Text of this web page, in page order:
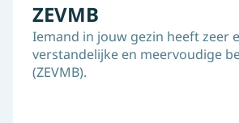
ZEVMB
Iemand in jouw gezin heeft zeer
verstandelijke en meervoudige
(ZEVMB).